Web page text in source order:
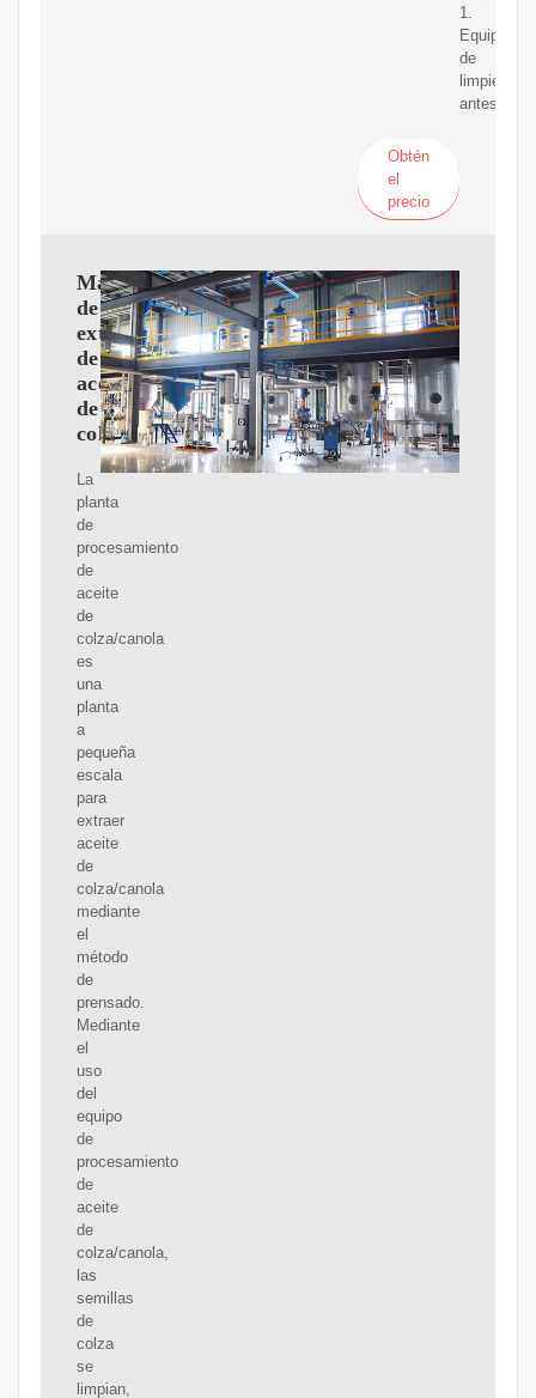
1.
Equipo
de
limpieza:
antes
Obtén
el
precio
Máquina
de
extracción
de
aceite
de
colza/canola_Prensa
La
planta
de
procesamiento
de
aceite
de
colza/canola
es
una
planta
a
pequeña
escala
para
extraer
aceite
de
colza/canola
mediante
el
método
de
prensado.
Mediante
el
uso
del
equipo
de
procesamiento
de
aceite
de
colza/canola,
las
semillas
de
colza
se
limpian,